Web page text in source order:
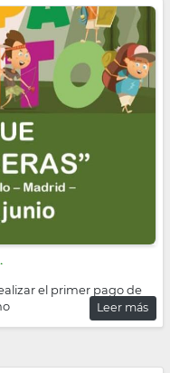
el primer pago de
Leer más